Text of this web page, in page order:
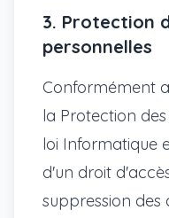
3. Protection
personnelles
Conformément
la Protection
loi Informatique
d'un droit
suppression des